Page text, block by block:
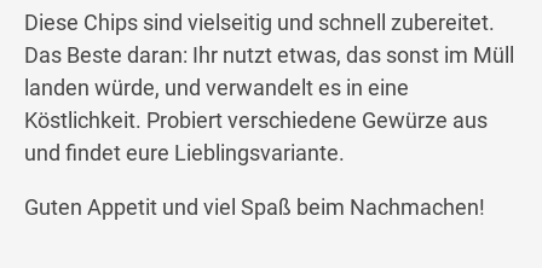
Diese Chips sind vielseitig und schnell zubereitet.
Das Beste daran: Ihr nutzt etwas, das sonst im Müll
landen würde, und verwandelt es in eine
Köstlichkeit. Probiert verschiedene Gewürze aus
und findet eure Lieblingsvariante.
Guten Appetit und viel Spaß beim Nachmachen!